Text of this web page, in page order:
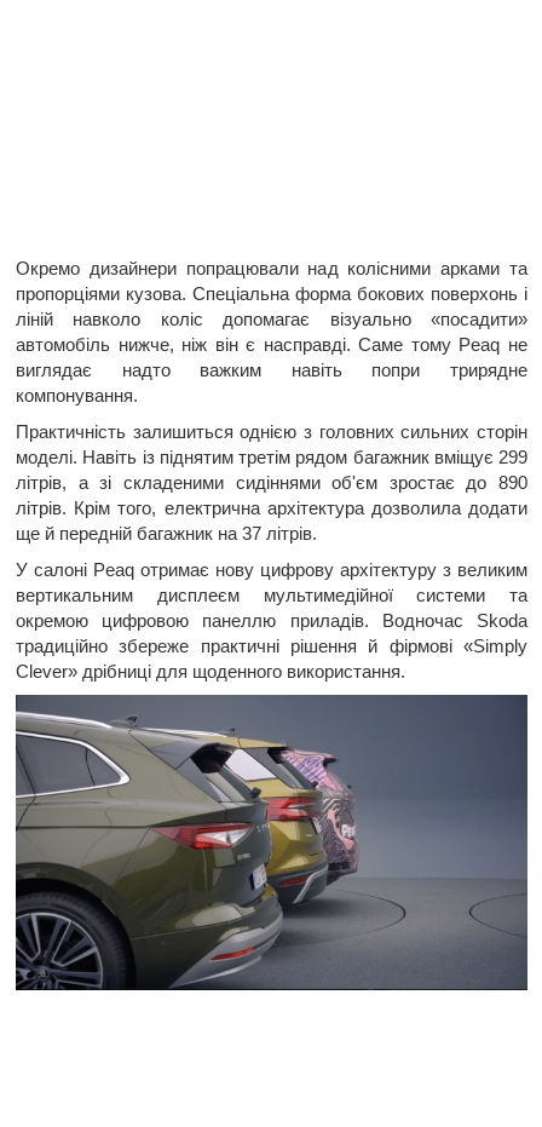
Окремо дизайнери попрацювали над колісними арками та
пропорціями кузова. Спеціальна форма бокових поверхонь і
ліній навколо коліс допомагає візуально «посадити»
автомобіль нижче, ніж він є насправді. Саме тому Peaq не
виглядає надто важким навіть попри трирядне
компонування.
Практичність залишиться однією з головних сильних сторін
моделі. Навіть із піднятим третім рядом багажник вміщує 299
літрів, а зі складеними сидіннями об'єм зростає до 890
літрів. Крім того, електрична архітектура дозволила додати
ще й передній багажник на 37 літрів.
У салоні Peaq отримає нову цифрову архітектуру з великим
вертикальним дисплеєм мультимедійної системи та
окремою цифровою панеллю приладів. Водночас Skoda
традиційно збереже практичні рішення й фірмові «Simply
Clever» дрібниці для щоденного використання.